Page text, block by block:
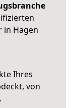
in Hagen
Ihres
von